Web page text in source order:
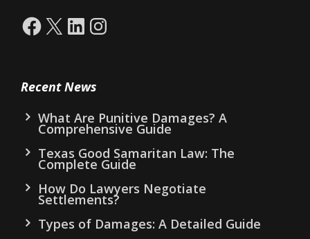
Facebook
X LinkedIn
Instagram
Recent News
What Are Punitive Damages? A
Comprehensive Guide
Texas Good Samaritan Law: The
Complete Guide
How Do Lawyers Negotiate
Settlements?
Types of Damages: A Detailed Guide